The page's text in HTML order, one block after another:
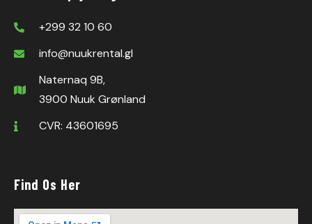
+299 32 10 60
info@nuukrental.gl
Naternaq 9B,
3900 Nuuk Grønland
CVR: 43601695
Find Os Her